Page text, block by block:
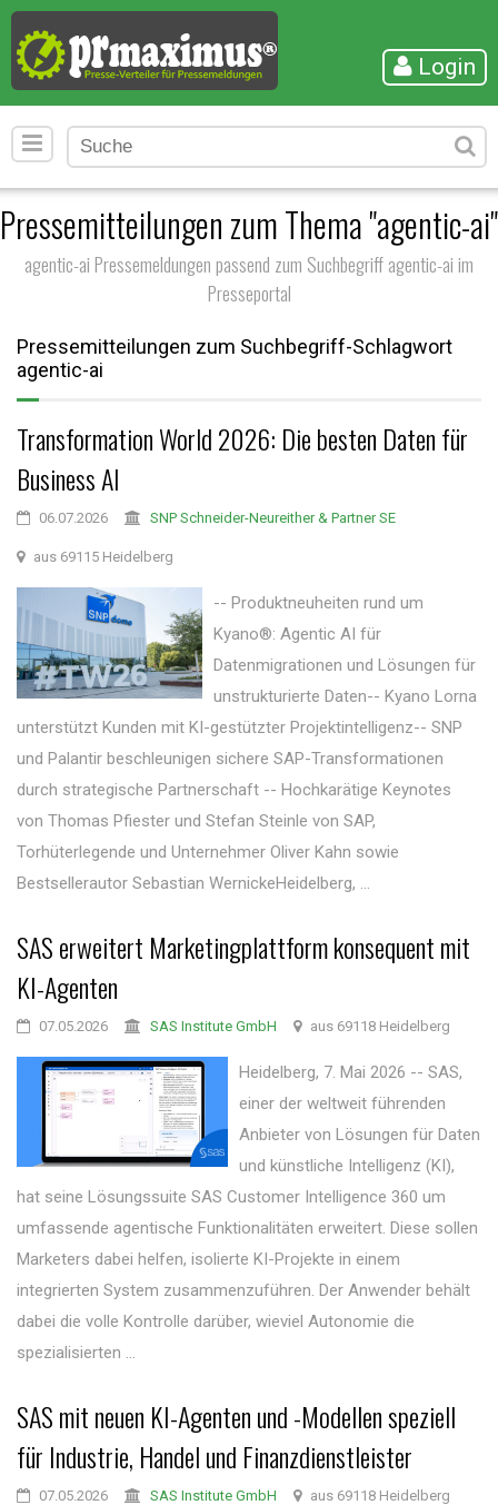
Login
Pressemitteilungen zum Thema "agentic-ai"
agentic-ai Pressemeldungen passend zum Suchbegriff agentic-ai im
Presseportal
Pressemitteilungen zum Suchbegriff-Schlagwort
agentic-ai
Transformation World 2026: Die besten Daten für
Business AI
06.07.2026 SNP Schneider-Neureither & Partner SE
aus 69115 Heidelberg
-- Produktneuheiten rund um
Kyano®: Agentic AI für
Datenmigrationen und Lösungen für
unstrukturierte Daten-- Kyano Lorna
unterstützt Kunden mit KI-gestützter Projektintelligenz-- SNP
und Palantir beschleunigen sichere SAP-Transformationen
durch strategische Partnerschaft -- Hochkarätige Keynotes
von Thomas Pfiester und Stefan Steinle von SAP,
Torhüterlegende und Unternehmer Oliver Kahn sowie
Bestsellerautor Sebastian WernickeHeidelberg, ...
SAS erweitert Marketingplattform konsequent mit
KI-Agenten
07.05.2026 SAS Institute GmbH aus 69118 Heidelberg
Heidelberg, 7. Mai 2026 -- SAS,
einer der weltweit führenden
Anbieter von Lösungen für Daten
und künstliche Intelligenz (KI),
hat seine Lösungssuite SAS Customer Intelligence 360 um
umfassende agentische Funktionalitäten erweitert. Diese sollen
Marketers dabei helfen, isolierte KI-Projekte in einem
integrierten System zusammenzuführen. Der Anwender behält
dabei die volle Kontrolle darüber, wieviel Autonomie die
spezialisierten ...
SAS mit neuen KI-Agenten und -Modellen speziell
für Industrie, Handel und Finanzdienstleister
07.05.2026 SAS Institute GmbH aus 69118 Heidelberg